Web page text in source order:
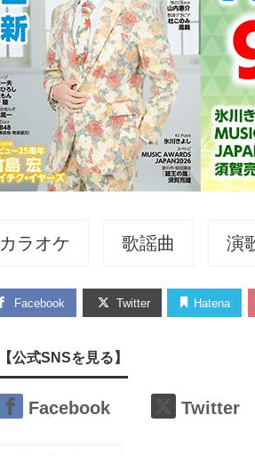
カラオケ 歌謡曲 演
Facebook Twitter Hatena
【公式SNSを見る】
Facebook Twitter